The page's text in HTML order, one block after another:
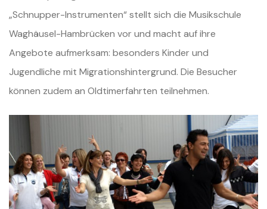
„Schnupper-Instrumenten“ stellt sich die Musikschule
Waghäusel-Hambrücken vor und macht auf ihre
Angebote aufmerksam: besonders Kinder und
Jugendliche mit Migrationshintergrund. Die Besucher
können zudem an Oldtimerfahrten teilnehmen.